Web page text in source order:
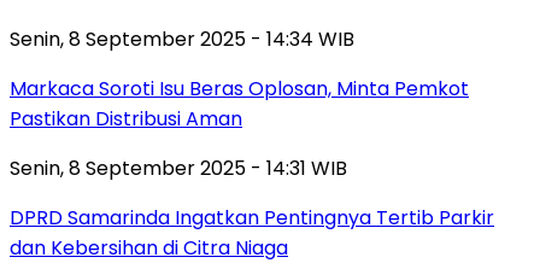
Senin, 8 September 2025 - 14:34 WIB
Markaca Soroti Isu Beras Oplosan, Minta Pemkot
Pastikan Distribusi Aman
Senin, 8 September 2025 - 14:31 WIB
DPRD Samarinda Ingatkan Pentingnya Tertib Parkir
dan Kebersihan di Citra Niaga